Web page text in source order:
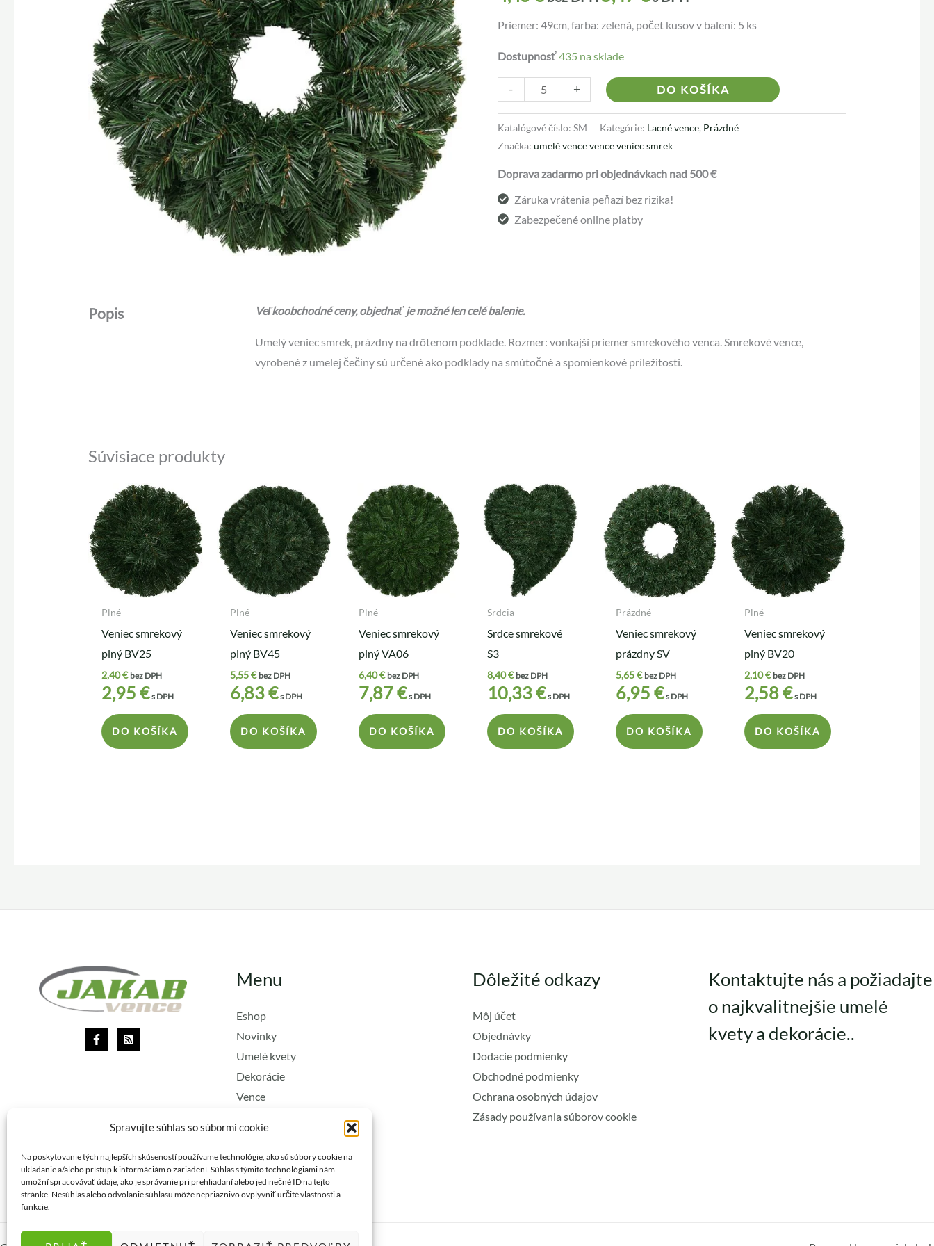
Spravujte súhlas so súbormi cookie
Na poskytovanie tých najlepších skúseností používame technológie, ako sú súbory cookie na
ukladanie a/alebo prístup k informáciám o zariadení. Súhlas s týmito technológiami nám
umožní spracovávať údaje, ako je správanie pri prehliadaní alebo jedinečné ID na tejto
stránke. Nesúhlas alebo odvolanie súhlasu môže nepriaznivo ovplyvniť určité vlastnosti a
funkcie.
Priemer: 49cm, farba: zelená, počet kusov v balení: 5 ks
Dostupnosť435 na sklade
- + DO KOŠÍKA
Katalógové číslo: SM Kategórie: Lacné vence, Prázdné
Značka: umelé vence vence veniec smrek
Doprava zadarmo pri objednávkach nad 500 €
Záruka vrátenia peňazí bez rizika!
Zabezpečené online platby
Popis Veľkoobchodné ceny, objednať je možné len celé balenie.
Umelý veniec smrek, prázdny na drôtenom podklade. Rozmer: vonkajší priemer smrekového venca. Smrekové vence,
vyrobené z umelej čečiny sú určené ako podklady na smútočné a spomienkové príležitosti.
Súvisiace produkty
Plné
Veniec smrekový
plný BV25
2,40€ bez DPH
2,95 €s DPH
DO KOŠÍKA
Plné
Veniec smrekový
plný BV45
5,55€ bez DPH
6,83€s DPH
DO KOŠÍKA
Plné
Veniec smrekový
plný VA06
6,40€ bez DPH
7,87€s DPH
DO KOŠÍKA
Srdcia
Srdce smrekové
S3
8,40€ bez DPH
10,33€s DPH
DO KOŠÍKA
Prázdné
Veniec smrekový
prázdny SV
5,65€ bez DPH
6,95€s DPH
DO KOŠÍKA
Plné
Veniec smrekový
plný BV20
2,10€ bez DPH
2,58€s DPH
DO KOŠÍKA
Menu
Eshop
Novinky
Umelé kvety
Dekorácie
Vence
Vianoce
Dôležité odkazy
Môj účet
Objednávky
Dodacie podmienky
Obchodné podmienky
Ochrana osobných údajov
Zásady používania súborov cookie
Kontaktujte nás a požiadajte
o najkvalitnejšie umelé
kvety a dekorácie..